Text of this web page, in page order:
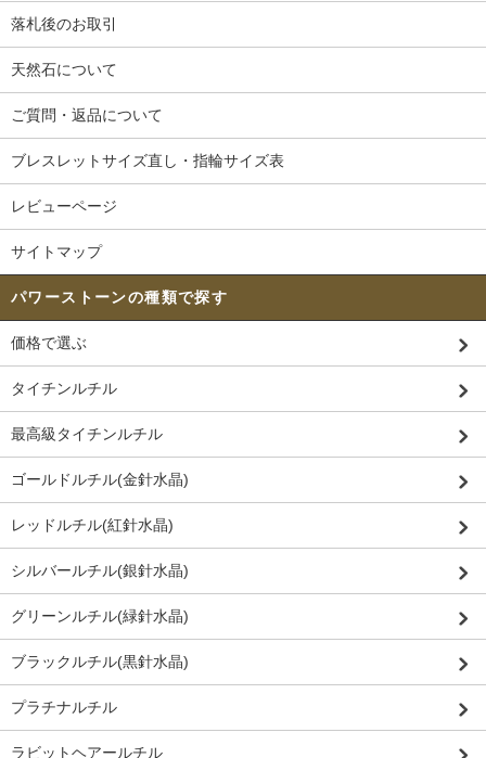
落札後のお取引
天然石について
ご質問・返品について
ブレスレットサイズ直し・指輪サイズ表
レビューページ
サイトマップ
パワーストーンの種類で探す
価格で選ぶ
タイチンルチル
最高級タイチンルチル
ゴールドルチル(金針水晶)
レッドルチル(紅針水晶)
シルバールチル(銀針水晶)
グリーンルチル(緑針水晶)
ブラックルチル(黒針水晶)
プラチナルチル
ラビットヘアールチル